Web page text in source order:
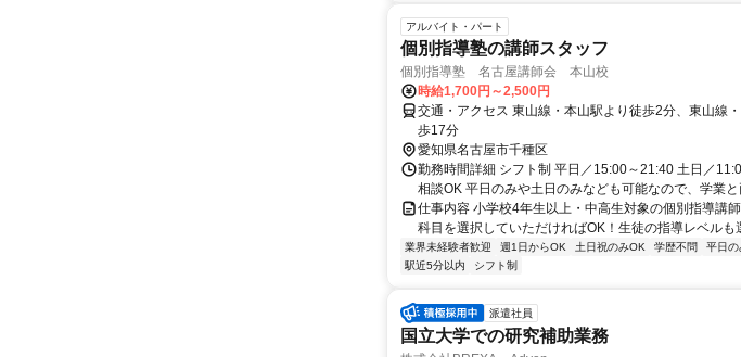
アルバイト・パート
個別指導塾の講師スタッフ
個別指導塾 名古屋講師会 本山校
時給1,700円～2,500円
交通・アクセス 東山線・本山駅より徒歩2分、東山線
歩17分
愛知県名古屋市千種区
勤務時間詳細 シフト制 平日／15:00～21:40 土日／
相談OK 平日のみや土日のみなども可能なので、学業
仕事内容 小学校4年生以上・中高生対象の個別指導講
科目を選択していただければOK！生徒の指導レベル
業界未経験者歓迎 週1日からOK 土日祝のみOK 学歴不問 平日の
駅近5分以内
シフト制
派遣社員
国立大学での研究補助業務